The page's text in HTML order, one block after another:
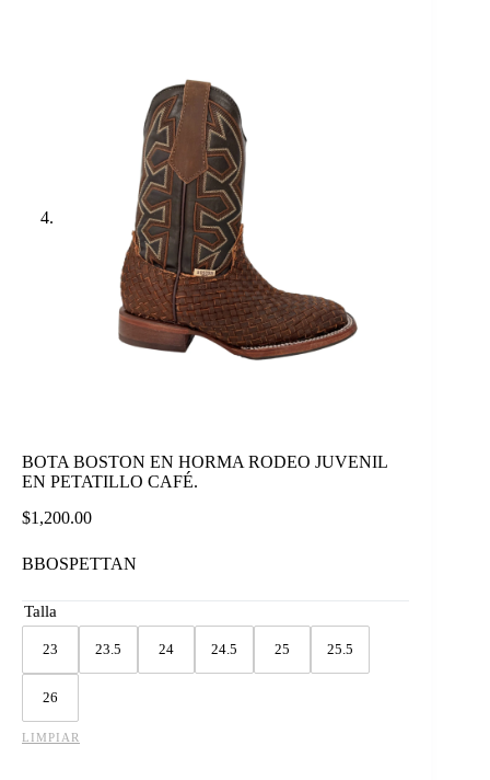
BOTA BOSTON EN HORMA RODEO JUVENIL
EN PETATILLO CAFÉ.
$1,200.00
BBOSPETTAN
Talla
23 23.5 24 24.5 25 25.5
26
LIMPIAR